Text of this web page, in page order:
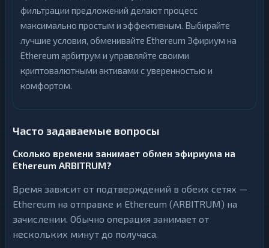
фильтрации предложений делают процесс
максимально простым и эффективным. Выбирайте
лучшие условия, обменивайте Ethereum Эфириум на
Ethereum арбитрум и управляйте своими
криптовалютными активами с уверенностью и
комфортом.
Часто задаваемые вопросы
Сколько времени занимает обмен эфириума на
Ethereum ARBITRUM?
Время зависит от подтверждений в обеих сетях —
Ethereum на отправке и Ethereum (ARBITRUM) на
зачислении. Обычно операция занимает от
нескольких минут до получаса.